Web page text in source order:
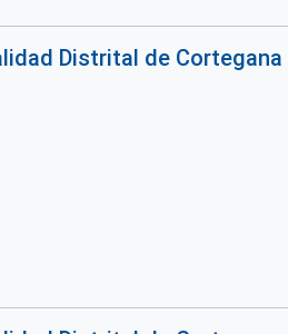
Distrital de Cortegana